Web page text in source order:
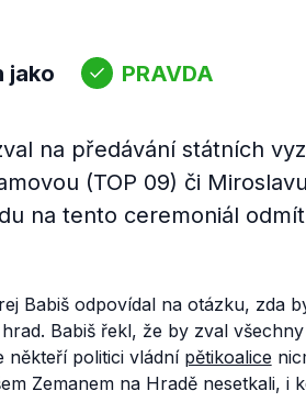
jako PRAVDA
na předávání státních
(TOP 09) či
na tento ceremoniál
Babiš odpovídal na otázku, zda
Babiš řekl, že by zval
někteří politici vládní pětikoalice
Zemanem na Hradě nesetkali, i